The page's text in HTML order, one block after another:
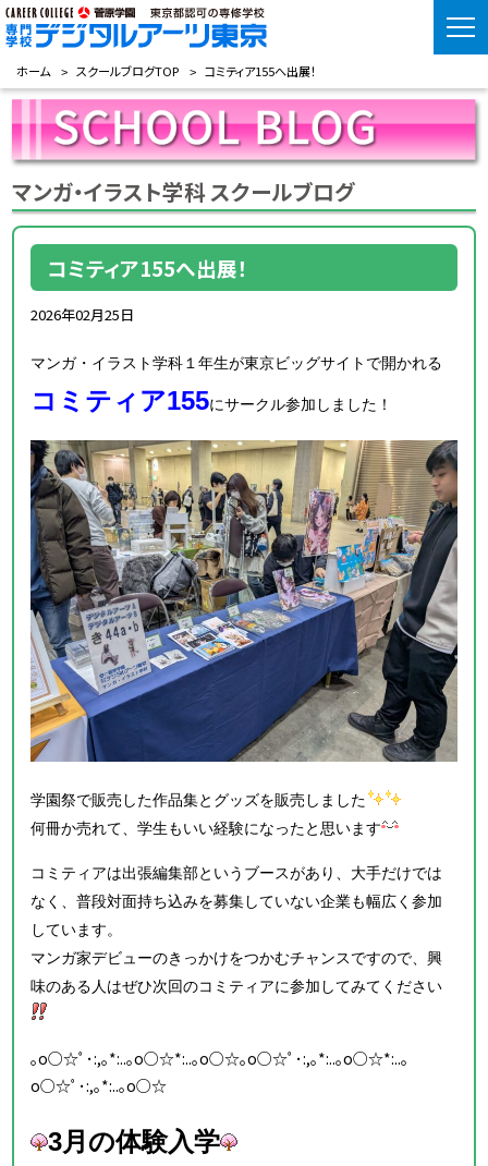
ホーム スクールブログTOP コミティア155へ出展！
マンガ・イラスト学科 スクールブログ
コミティア155へ出展！
2026年02月25日
マンガ・イラスト学科１年生が東京ビッグサイトで開かれる
コミティア155にサークル参加しました！
学園祭で販売した作品集とグッズを販売しました
何冊か売れて、学生もいい経験になったと思います
コミティアは出張編集部というブースがあり、大手だけでは
なく、普段対面持ち込みを募集していない企業も幅広く参加
しています。
マンガ家デビューのきっかけをつかむチャンスですので、興
味のある人はぜひ次回のコミティアに参加してみてください
｡o○☆ﾟ･:,｡*:..｡o○☆*:..｡o○☆｡o○☆ﾟ･:,｡*:..｡o○☆*:..｡
o○☆ﾟ･:,｡*:..｡o○☆
3月の体験入学